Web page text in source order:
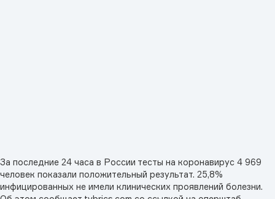
За последние 24 часа в России тесты на коронавирус 4 969
человек показали положительный результат. 25,8%
инфицированных не имели клинических проявлений болезни.